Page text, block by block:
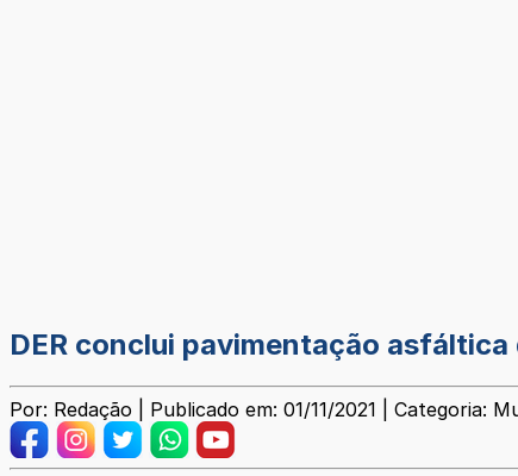
DER conclui pavimentação
Por: Redação | Publicado em: 01/11/2021 | Categoria: